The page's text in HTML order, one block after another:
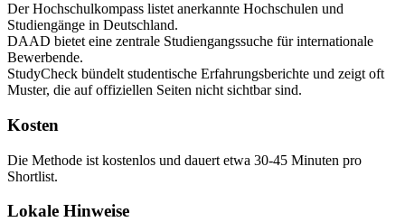
Der Hochschulkompass listet anerkannte Hochschulen und
Studiengänge in Deutschland.
DAAD bietet eine zentrale Studiengangssuche für internationale
Bewerbende.
StudyCheck bündelt studentische Erfahrungsberichte und zeigt oft
Muster, die auf offiziellen Seiten nicht sichtbar sind.
Kosten
Die Methode ist kostenlos und dauert etwa 30-45 Minuten pro
Shortlist.
Lokale Hinweise